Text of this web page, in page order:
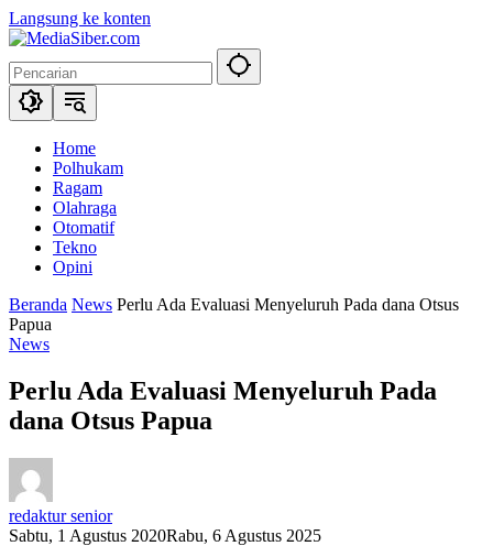
Langsung ke konten
Home
Polhukam
Ragam
Olahraga
Otomatif
Tekno
Opini
Beranda News Perlu Ada Evaluasi Menyeluruh Pada dana Otsus
Papua
News
Perlu Ada Evaluasi Menyeluruh Pada
dana Otsus Papua
redaktur senior
Sabtu, 1 Agustus 2020Rabu, 6 Agustus 2025